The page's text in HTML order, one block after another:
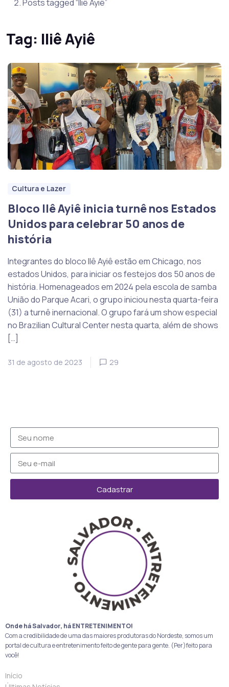
Posts tagged “Iliê Ayiê”
Tag: Iliê Ayiê
Cultura e Lazer
Bloco Ilê Ayiê inicia turnê nos Estados
Unidos para celebrar 50 anos de
história
Integrantes do bloco Ilê Ayiê estão em Chicago, nos
estados Unidos, para iniciar os festejos dos 50 anos de
história. Homenageados em 2024 pela escola de samba
União do Parque Acari, o grupo iniciou nesta quarta-feira
(31) a turnê inernacional. O grupo fará um show especial
no Brazilian Cultural Center nesta quarta, além de shows
[…]
31 de agosto de 2023 29
Cadastrar
Onde há Salvador, há ENTRETENIMENTO!
Com a credibilidade de uma das maiores produtoras do Nordeste, somos um
portal de cultura e entretenimento feito de gente para gente. (Per)feito para
você!
Início